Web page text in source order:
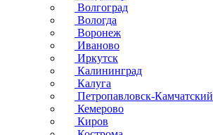
Волгоград
Вологда
Воронеж
Иваново
Иркутск
Калининград
Калуга
Петропавловск-Камчатский
Кемерово
Киров